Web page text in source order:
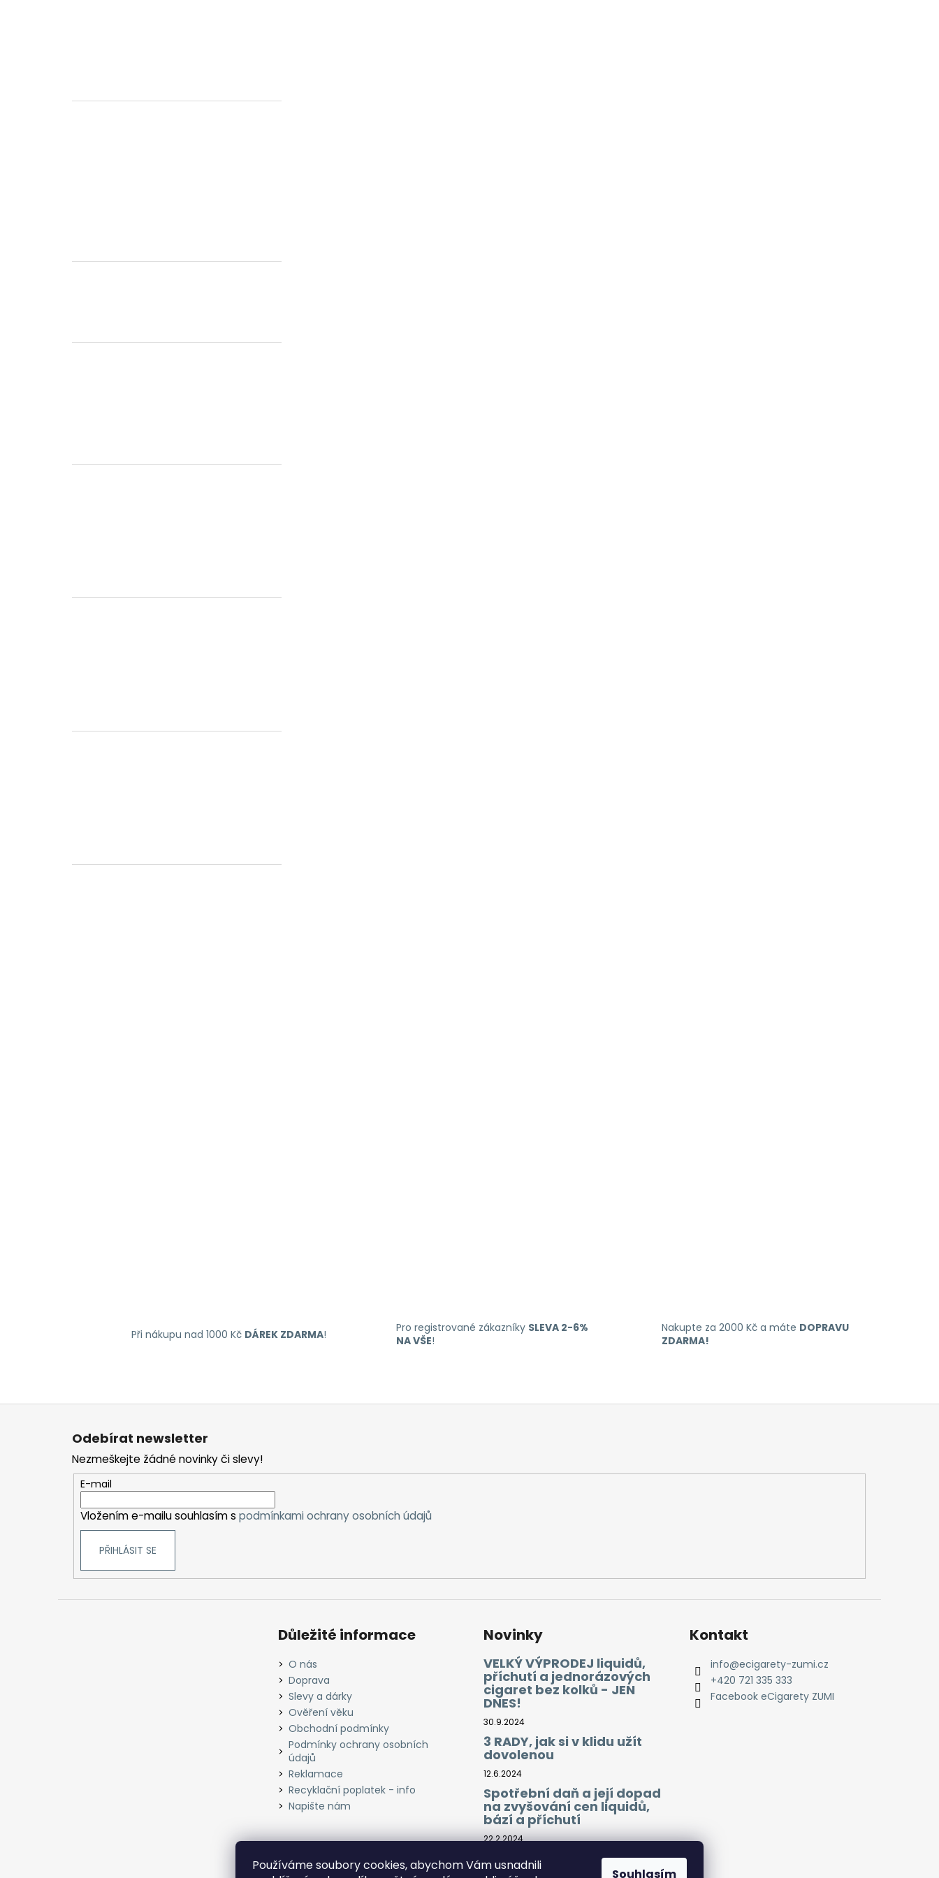
Používáme soubory cookies, abychom Vám usnadnili
Souhlasím
Při nákupu nad 1000 Kč DÁREK ZDARMA! Pro registrované zákazníky SLEVA 2-6%
NA VŠE!
Nakupte za 2000 Kč a máte DOPRAVU
ZDARMA!
Odebírat newsletter
Nezmeškejte žádné novinky či slevy!
E-mail
Vložením e-mailu souhlasím s podmínkami ochrany osobních údajů
PŘIHLÁSIT SE
Důležité informace
O nás
Doprava
Slevy a dárky
Ověření věku
Obchodní podmínky
Podmínky ochrany osobních
údajů
Reklamace
Recyklační poplatek - info
Napište nám
Novinky
VELKÝ VÝPRODEJ liquidů,
příchutí a jednorázových
cigaret bez kolků - JEN
DNES!
30.9.2024
3 RADY, jak si v klidu užít
dovolenou
12.6.2024
Spotřební daň a její dopad
na zvyšování cen liquidů,
bází a příchutí
22.2.2024
Kontakt
info@ecigarety-zumi.cz
+420 721 335 333
Facebook eCigarety ZUMI